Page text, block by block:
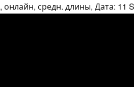
онлайн, средн. длины, Дата: 11